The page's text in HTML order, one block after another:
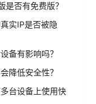
是否有免费版？
实IP是否被隐
备有影响吗？
降低安全性？
台设备上使用快